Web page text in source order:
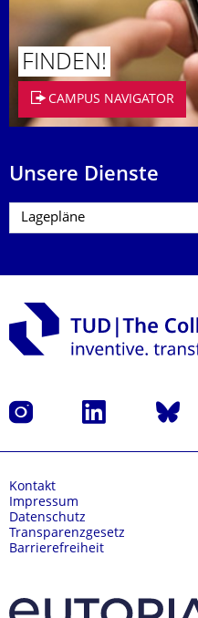
FINDEN!
CAMPUS NAVIGATOR
Unsere Dienste
Instagram LinkedIn Bluesky
Kontakt
Impressum
Datenschutz
Transparenzgesetz
Barrierefreiheit